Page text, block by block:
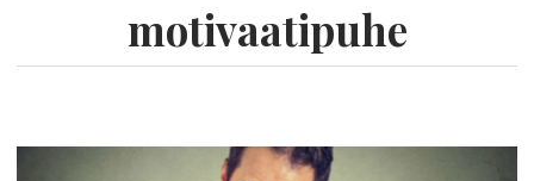
motivaatipuhe